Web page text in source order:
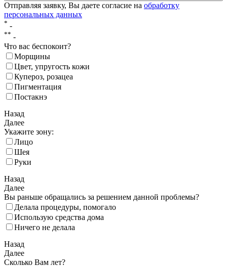
Отправляя заявку, Вы даете согласие на обработку
персональных данных
* -
** -
Что вас беспокоит?
Морщины
Цвет, упругость кожи
Купероз, розацеа
Пигментация
Постакнэ
Назад
Далее
Укажите зону:
Лицо
Шея
Руки
Назад
Далее
Вы раньше обращались за решением данной проблемы?
Делала процедуры, помогало
Использую средства дома
Ничего не делала
Назад
Далее
Сколько Вам лет?